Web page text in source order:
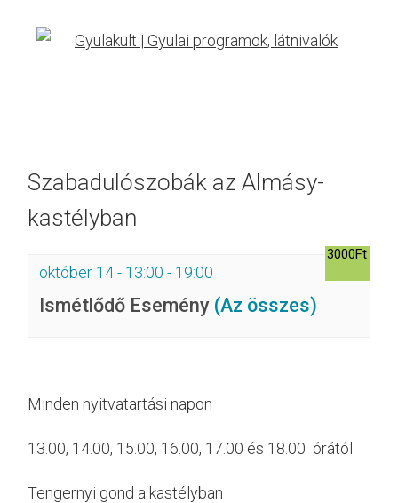
Szabadulószobák az Almásy-
kastélyban
október 14 - 13:00 - 19:00
Ismétlődő Esemény (Az összes)
3000Ft
Minden nyitvatartási napon
13.00, 14.00, 15.00, 16.00, 17.00 és 18.00 órától
Tengernyi gond a kastélyban